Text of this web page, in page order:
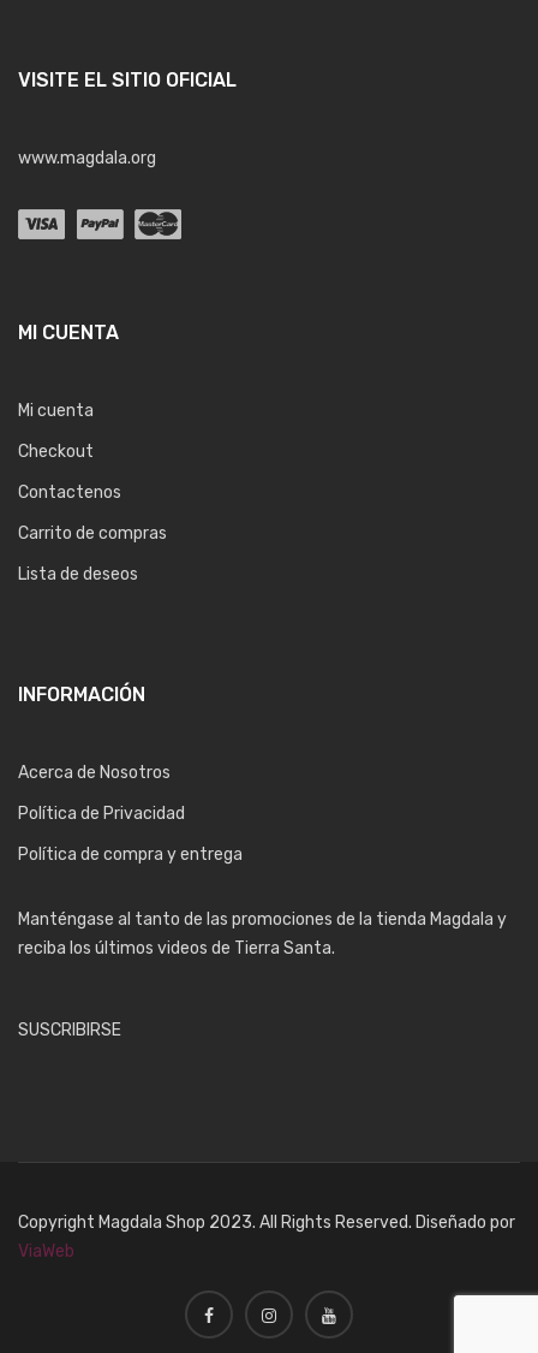
VISITE EL SITIO OFICIAL
www.magdala.org
MI CUENTA
Mi cuenta
Checkout
Contactenos
Carrito de compras
Lista de deseos
INFORMACIÓN
Acerca de Nosotros
Política de Privacidad
Política de compra y entrega
Manténgase al tanto de las promociones de la tienda Magdala y
reciba los últimos videos de Tierra Santa.
SUSCRIBIRSE
Copyright Magdala Shop 2023. All Rights Reserved. Diseñado por
ViaWeb